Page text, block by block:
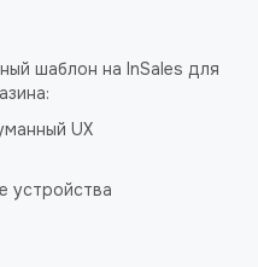
шаблон на InSales для
UX
устройства